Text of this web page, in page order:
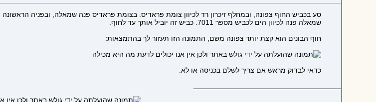
סע בכביש החוף צפונה, ובמחלף זיכרון רד לכיוון צומת פראדיס. בצומת פראדיס פנה שמאלה, ובפניה הראשונה
שמאלה פנה לכיוון הים לכביש מספר 7011. כביש זה יוביל אותך עד לחוף.
חוף הבונים הוא קצת יותר צפונה משם, התמונה הזו תעזור לך בהתמצאות:
כדאי לבדוק מראש אם צריך לשלם בכניסה או לא.